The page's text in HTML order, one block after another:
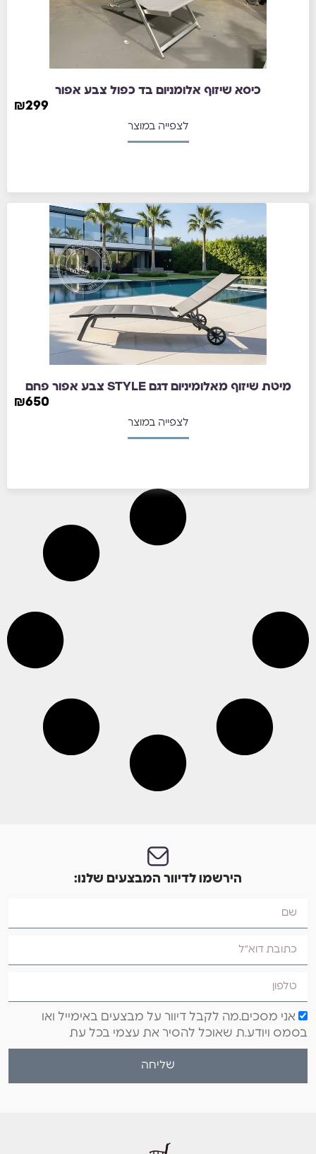
כיסא שיזוף אלומניום בד כפול צבע אפור
₪299
לצפייה במוצר
מיטת שיזוף מאלומיניום דגם STYLE צבע אפור פחם
₪650
לצפייה במוצר
הירשמו לדיוור המבצעים שלנו:
אני מסכים.מה לקבל דיוור על מבצעים באימייל ואו
בסמס ויודע.ת שאוכל להסיר את עצמי בכל עת
שליחה